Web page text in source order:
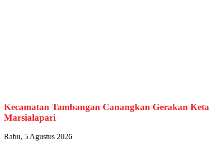
Kecamatan Tambangan Canangkan Gerakan Keta
Marsialapari
Rabu, 5 Agustus 2026